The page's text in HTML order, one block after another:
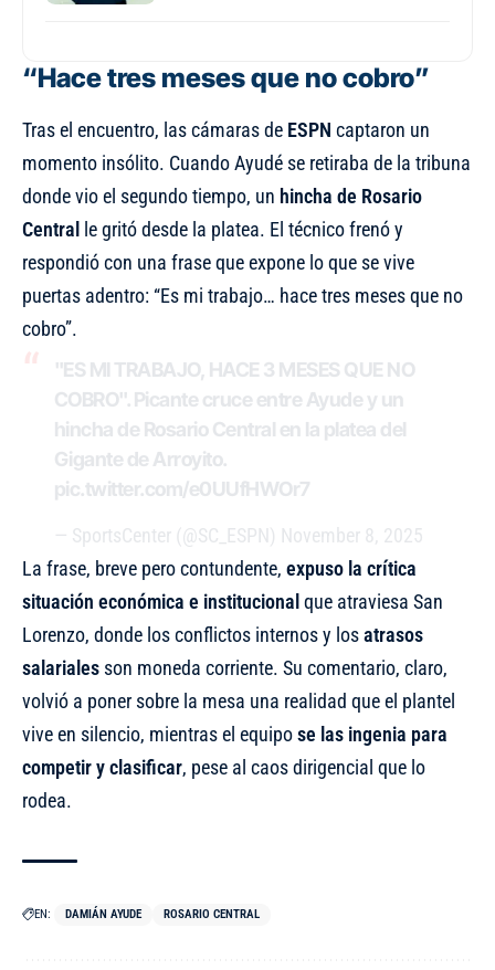
“Hace tres meses que no cobro”
Tras el encuentro, las cámaras de ESPN captaron un
momento insólito. Cuando Ayudé se retiraba de la tribuna
donde vio el segundo tiempo, un hincha de Rosario
Central le gritó desde la platea. El técnico frenó y
respondió con una frase que expone lo que se vive
puertas adentro: “Es mi trabajo… hace tres meses que no
cobro”.
"ES MI TRABAJO, HACE 3 MESES QUE NO
COBRO". Picante cruce entre Ayude y un
hincha de Rosario Central en la platea del
Gigante de Arroyito.
pic.twitter.com/e0UUfHWOr7
— SportsCenter (@SC_ESPN) November 8, 2025
La frase, breve pero contundente, expuso la crítica
situación económica e institucional que atraviesa San
Lorenzo, donde los conflictos internos y losatrasos
salariales son moneda corriente. Su comentario, claro,
volvió a poner sobre la mesa una realidad que el plantel
vive en silencio, mientras el equipose las ingenia para
competir y clasificar, pese al caos dirigencial que lo
rodea.
EN: DAMIÁN AYUDE ROSARIO CENTRAL